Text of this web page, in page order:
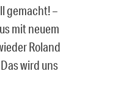
gemacht! –
mit neuem
Roland
wird uns